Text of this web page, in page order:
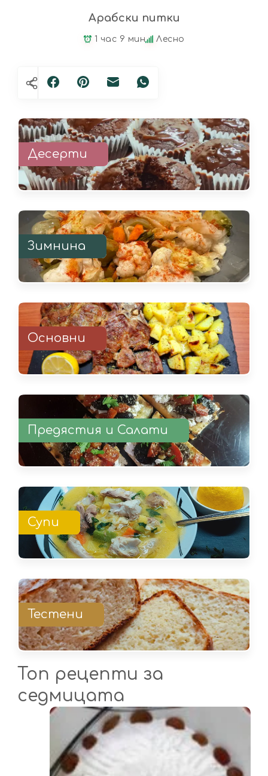
Арабски питки
1 час 9 мин Лесно
Десерти
Зимнина
Основни
Предястия и Салати
Супи
Тестени
Топ рецепти за
седмицата